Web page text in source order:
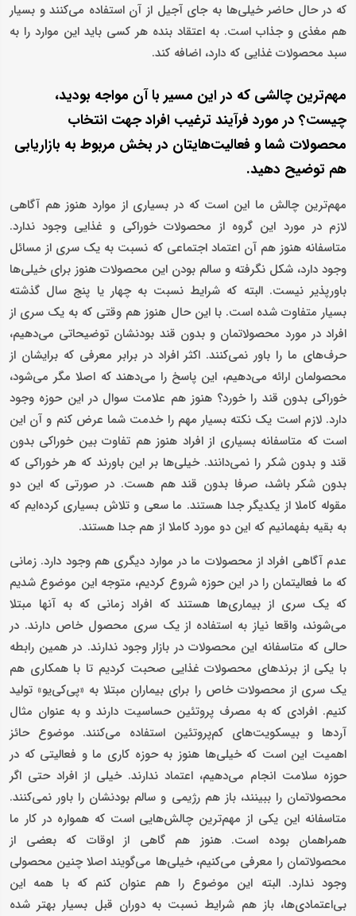
که در حال حاضر خیلی‌ها به جای آجیل از آن استفاده می‌کنند و بسیار
هم مغذی و جذاب است. به اعتقاد بنده هر کسی باید این موارد را به
سبد محصولات غذایی که دارد، اضافه کند.
مهم‌ترین چالشی که در این مسیر با آن مواجه بودید،
چیست؟ در مورد فرآیند ترغیب افراد جهت انتخاب
محصولات شما و فعالیت‌هایتان در بخش مربوط به بازاریابی
هم توضیح دهید.
مهم‌ترین چالش ما این است که در بسیاری از موارد هنوز هم آگاهی
لازم در مورد این گروه از محصولات خوراکی و غذایی وجود ندارد.
متاسفانه هنوز هم آن اعتماد اجتماعی که نسبت به یک سری از مسائل
وجود دارد، شکل نگرفته و سالم بودن این محصولات هنوز برای خیلی‌ها
باور‌پذیر نیست. البته که شرایط نسبت به چهار یا پنج سال گذشته
بسیار متفاوت شده است. با این حال هنوز هم وقتی که به یک سری از
افراد در مورد محصولاتمان و بدون قند بودنشان توضیحاتی می‌دهیم،
حرف‌های ما را باور نمی‌کنند. اکثر افراد در برابر معرفی که برایشان از
محصولمان ارائه‌ می‌دهیم، این پاسخ را می‌دهند که اصلا مگر می‌شود،
خوراکی بدون قند را خورد؟ هنوز هم علامت سوال در این حوزه وجود
دارد. لازم است یک نکته بسیار مهم را خدمت شما عرض کنم و آن این
است که متاسفانه بسیاری از افراد هنوز هم تفاوت بین خوراکی بدون
قند و بدون شکر را نمی‌دانند. خیلی‌ها بر این باورند که هر خوراکی که
بدون شکر باشد، صرفا بدون قند هم هست. در صورتی که این دو
مقوله کاملا از یکدیگر جدا هستند. ما سعی و تلاش بسیاری کرده‌ایم که
به بقیه بفهمانیم که این دو مورد کاملا از هم جدا هستند.
عدم آگاهی‌ افراد از محصولات ما در موارد دیگری هم وجود دارد. زمانی
که ما فعالیتمان را در این حوزه شروع کردیم، متوجه این موضوع شدیم
که یک سری از بیماری‌ها هستند که افراد زمانی که به آنها مبتلا
می‌شوند، واقعا نیاز به استفاده از یک سری محصول خاص دارند. در
حالی که متاسفانه این محصولات در بازار وجود ندارند. در همین رابطه
با یکی از برندهای محصولات غذایی صحبت کردیم تا با همکاری هم
یک سری از محصولات خاص را برای بیماران مبتلا به «پی‌کی‌یو» تولید
کنیم. افرادی که به مصرف پروتئین حساسیت دارند و به عنوان مثال
آردها و بیسکویت‌های کم‌پروتئین استفاده می‌کنند. موضوع حائز
اهمیت این است که خیلی‌ها هنوز به حوزه کاری ما و فعالیتی که در
حوزه سلامت انجام می‌دهیم، اعتماد ندارند. خیلی از افراد حتی اگر
محصولاتمان را ببینند، باز هم رژیمی و سالم بودنشان را باور نمی‌کنند.
متاسفانه این یکی از مهم‌ترین چالش‌هایی است که همواره در کار ما
همراهمان بوده است. هنوز هم گاهی از اوقات که بعضی از
محصولاتمان را معرفی می‌کنیم، خیلی‌ها می‌گویند اصلا چنین محصولی
وجود ندارد. البته این موضوع را هم عنوان کنم که با همه این
بی‌اعتمادی‌ها، باز هم شرایط نسبت به دوران قبل بسیار بهتر شده